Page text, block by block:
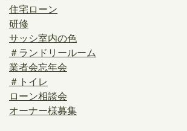
住宅ローン
研修
サッシ室内の色
＃ランドリールーム
業者会忘年会
＃トイレ
ローン相談会
オーナー様募集